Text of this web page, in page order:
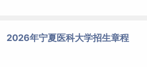
2026年宁夏医科大学招生章程